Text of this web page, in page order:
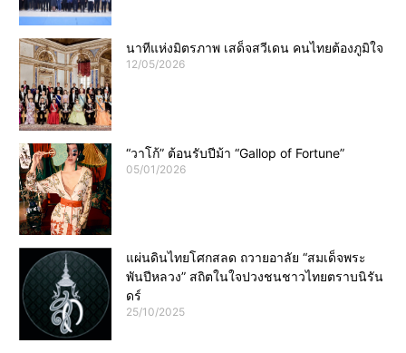
นาทีแห่งมิตรภาพ เสด็จสวีเดน คนไทยต้องภูมิใจ
12/05/2026
“วาโก้” ต้อนรับปีม้า “Gallop of Fortune”
05/01/2026
แผ่นดินไทยโศกสลด ถวายอาลัย “สมเด็จพระ
พันปีหลวง” สถิตในใจปวงชนชาวไทยตราบนิรัน
ดร์
25/10/2025